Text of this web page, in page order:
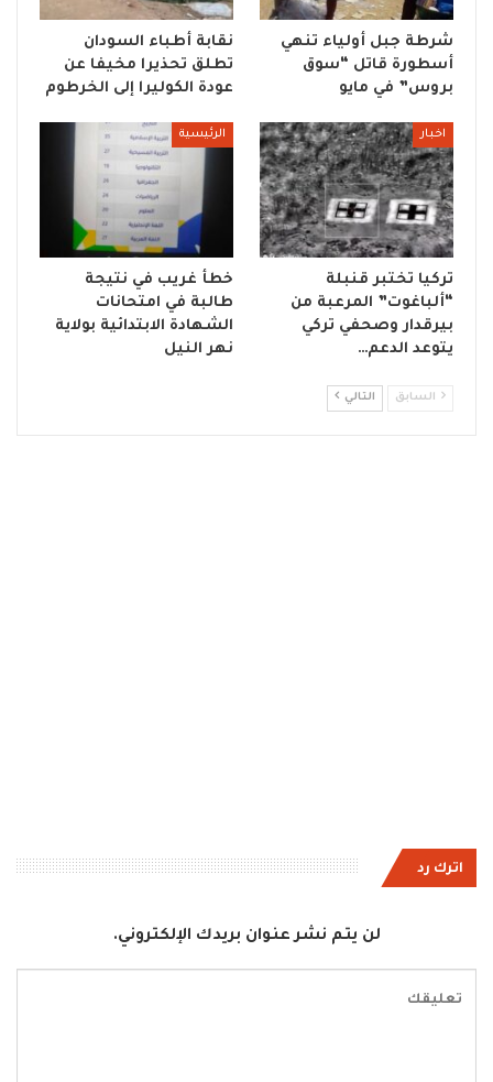
شرطة جبل أولياء تنهي
أسطورة قاتل “سوق
بروس” في مايو
نقابة أطباء السودان
تطلق تحذيرا مخيفا عن
عودة الكوليرا إلى الخرطوم
اخبار
تركيا تختبر قنبلة
“ألباغوت” المرعبة من
بيرقدار وصحفي تركي
يتوعد الدعم…
الرئيسية
خطأ غريب في نتيجة
طالبة في امتحانات
الشهادة الابتدائية بولاية
نهر النيل
السابق التالي
اترك رد
لن يتم نشر عنوان بريدك الإلكتروني.